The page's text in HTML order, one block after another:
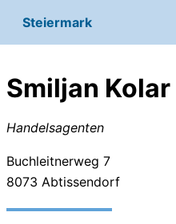
Steiermark
Smiljan Kolar
Handelsagenten
Buchleitnerweg 7
8073 Abtissendorf